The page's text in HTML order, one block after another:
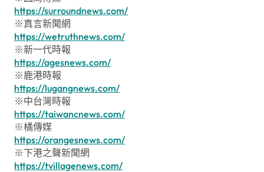
https://surroundnews.com/
※真言新聞網
https://wetruthnews.com/
※新一代時報
https://agesnews.com/
※鹿港時報
https://lugangnews.com/
※中台灣時報
https://taiwancnews.com/
※橘傳媒
https://orangesnews.com/
※下港之聲新聞網
https://tvillagenews.com/